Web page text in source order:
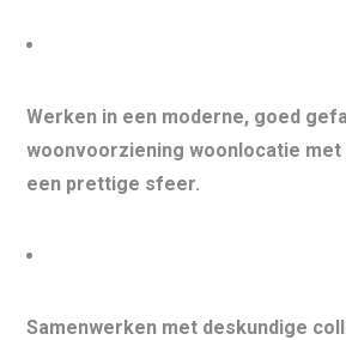
Werken in een moderne, goed
woonvoorziening woonlocatie
een prettige sfeer.
Samenwerken met deskundige